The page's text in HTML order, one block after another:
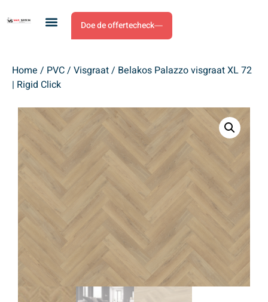
Doe de offertecheck
Home / PVC/ Visgraat/ Belakos Palazzo visgraat XL 72
| Rigid Click